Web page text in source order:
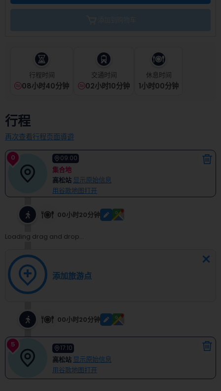
the
question
to
get
the
keyboard
shortcuts
for
changing
dates.
行程时间
08小时40分钟
交通时间
02小时10分钟
休息时间
1小时00分钟
行程
再次查看行程页面導遊
0 09:00
集合地
高松站 显示原始信息
用谷歌地图打开
00小时20分钟
Loading drag and drop...
添加旅游点
00小时20分钟
5 17:10
高松站 显示原始信息
用谷歌地图打开